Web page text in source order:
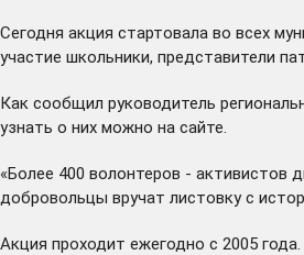
Сегодня акция стартовала во всех
участие школьники, представители
Как сообщил руководитель
узнать о них можно на сайте
«Более 400 волонтеров -
добровольцы вручат листовку с
Акция проходит ежегодно с 2005